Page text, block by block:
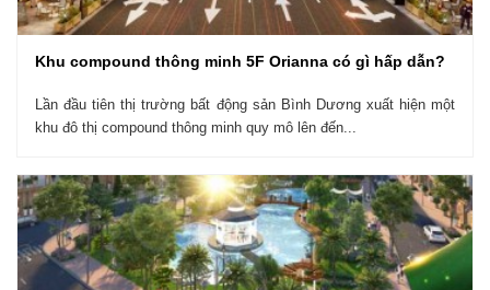
Khu compound thông minh 5F Orianna có gì hấp dẫn?
Lần đầu tiên thị trường bất động sản Bình Dương xuất hiện một
khu đô thị compound thông minh quy mô lên đến...